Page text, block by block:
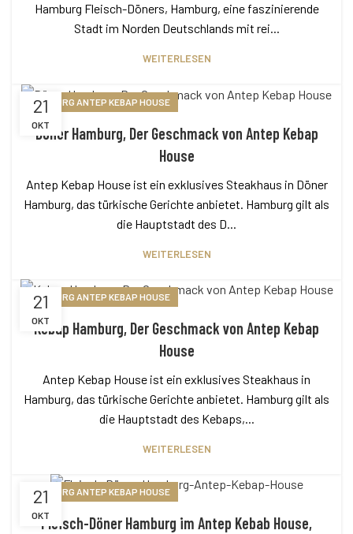
Hamburg Fleisch-Döners, Hamburg, eine faszinierende
Stadt im Norden Deutschlands mit rei...
WEITERLESEN
21
OKT
HAMBURG ANTEP KEBAP HOUSE
Döner Hamburg, Der Geschmack von Antep Kebap
House
Antep Kebap House ist ein exklusives Steakhaus in Döner
Hamburg, das türkische Gerichte anbietet. Hamburg gilt als
die Hauptstadt des D...
WEITERLESEN
21
OKT
HAMBURG ANTEP KEBAP HOUSE
Kebap Hamburg, Der Geschmack von Antep Kebap
House
Antep Kebap House ist ein exklusives Steakhaus in
Hamburg, das türkische Gerichte anbietet. Hamburg gilt als
die Hauptstadt des Kebaps,...
WEITERLESEN
21
OKT
HAMBURG ANTEP KEBAP HOUSE
Fleisch-Döner Hamburg im Antep Kebab House,